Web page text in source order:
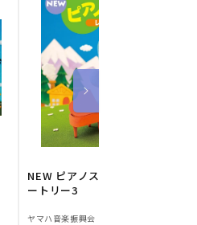
NEW ピアノスタディ レパ
ートリー3
販
ヤマハ音楽振興会